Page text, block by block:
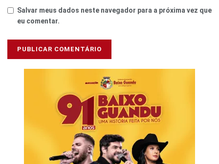
Salvar meus dados neste navegador para a próxima vez que
eu comentar.